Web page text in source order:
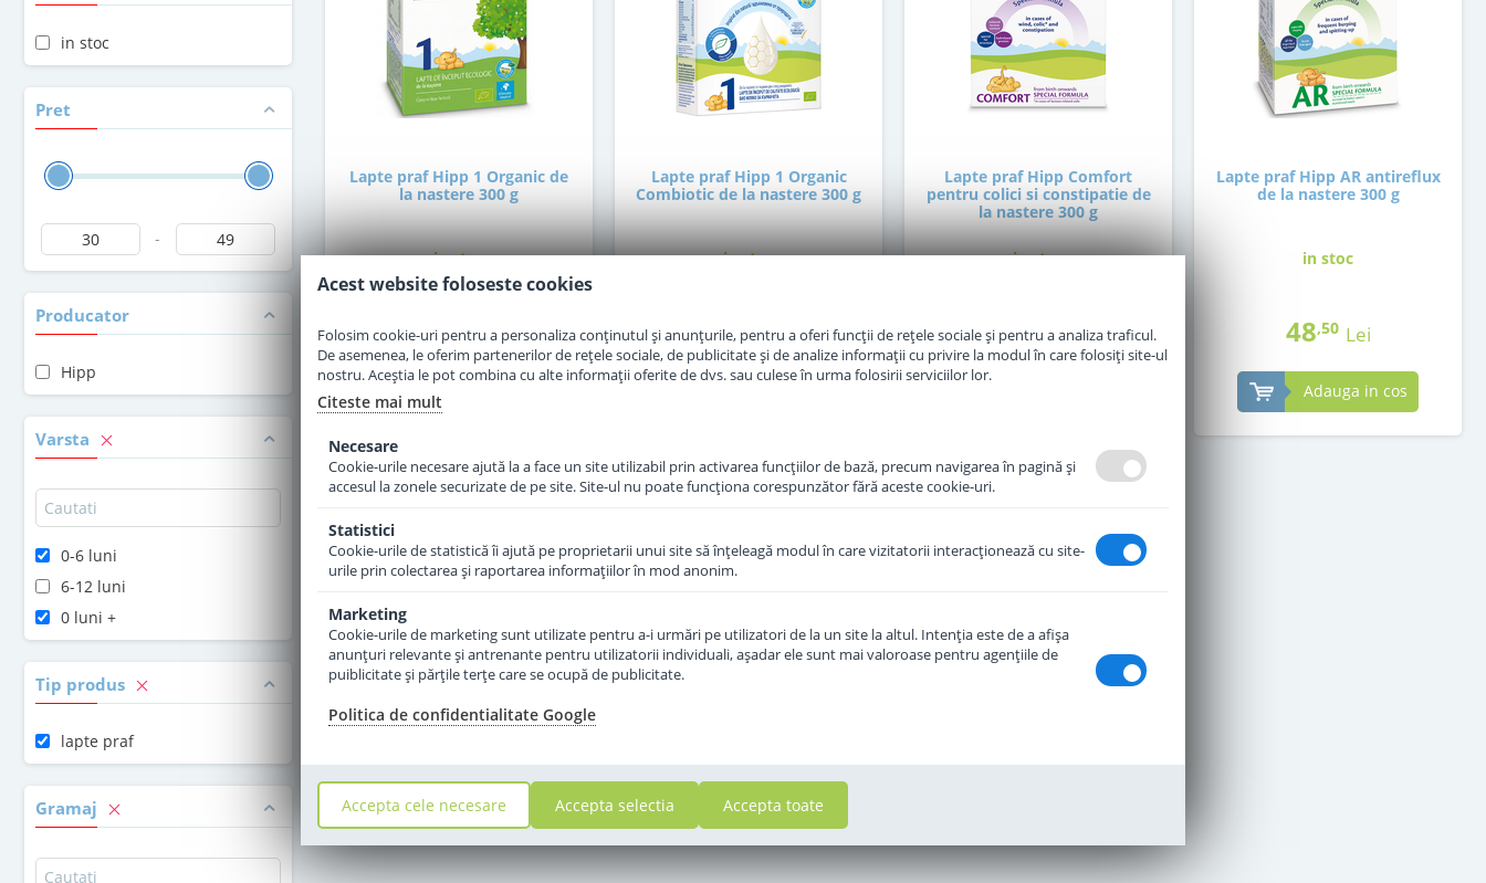
in stoc
Pret
-
Producator
Hipp
Varsta
0-6 luni
6-12 luni
0 luni +
Tip produs
lapte praf
Gramaj
Lapte praf Hipp 1 Organic de
la nastere 300 g
in stoc
30,00 Lei
Adauga in cos
Lapte praf Hipp 1 Organic
Combiotic de la nastere 300 g
in stoc
36 ,50 Lei
Lapte praf Hipp Comfort
pentru colici si constipatie de
la nastere 300 g
in stoc
47,50 Lei
Lapte praf Hipp AR antireflux
de la nastere 300 g
in stoc
48,50 Lei
Adauga in cos
Acest website foloseste cookies
Folosim cookie-uri pentru a personaliza conținutul și anunțurile, pentru a oferi funcții de rețele sociale și pentru a analiza traficul.
De asemenea, le oferim partenerilor de rețele sociale, de publicitate și de analize informații cu privire la modul în care folosiți site-ul
nostru. Aceștia le pot combina cu alte informații oferite de dvs. sau culese în urma folosirii serviciilor lor.
Citeste mai mult
Necesare
Cookie-urile necesare ajută la a face un site utilizabil prin activarea funcţiilor de bază, precum navigarea în pagină şi
accesul la zonele securizate de pe site. Site-ul nu poate funcţiona corespunzător fără aceste cookie-uri.
Statistici
Cookie-urile de statistică îi ajută pe proprietarii unui site să înţeleagă modul în care vizitatorii interacţionează cu site-
urile prin colectarea şi raportarea informaţiilor în mod anonim.
Marketing
Cookie-urile de marketing sunt utilizate pentru a-i urmări pe utilizatori de la un site la altul. Intenţia este de a afişa
anunţuri relevante şi antrenante pentru utilizatorii individuali, aşadar ele sunt mai valoroase pentru agenţiile de
puiblicitate şi părţile terţe care se ocupă de publicitate.
Politica de confidentialitate Google
Accepta cele necesare Accepta selectia Accepta toate